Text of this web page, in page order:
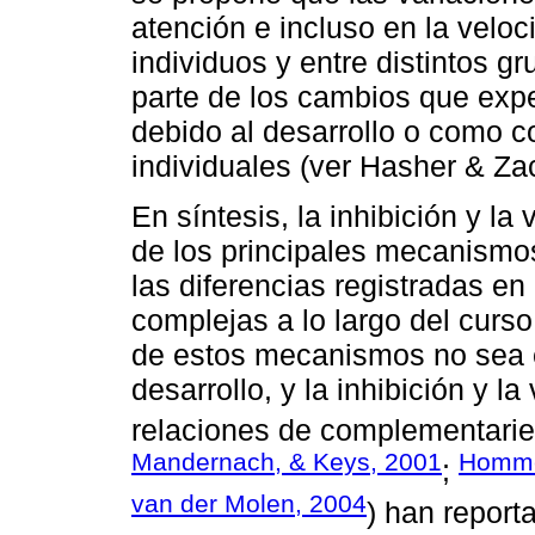
atención e incluso en la
individuos y entre distintos
parte de los cambios que
debido al desarrollo o como
individuales (ver Hasher &
En síntesis, la inhibición y la
de los principales
las diferencias registradas
complejas a lo largo del
de estos mecanismos no
desarrollo, y la inhibición y
relaciones de
Mandernach, & Keys, 2001;
van der Molen, 2004) han